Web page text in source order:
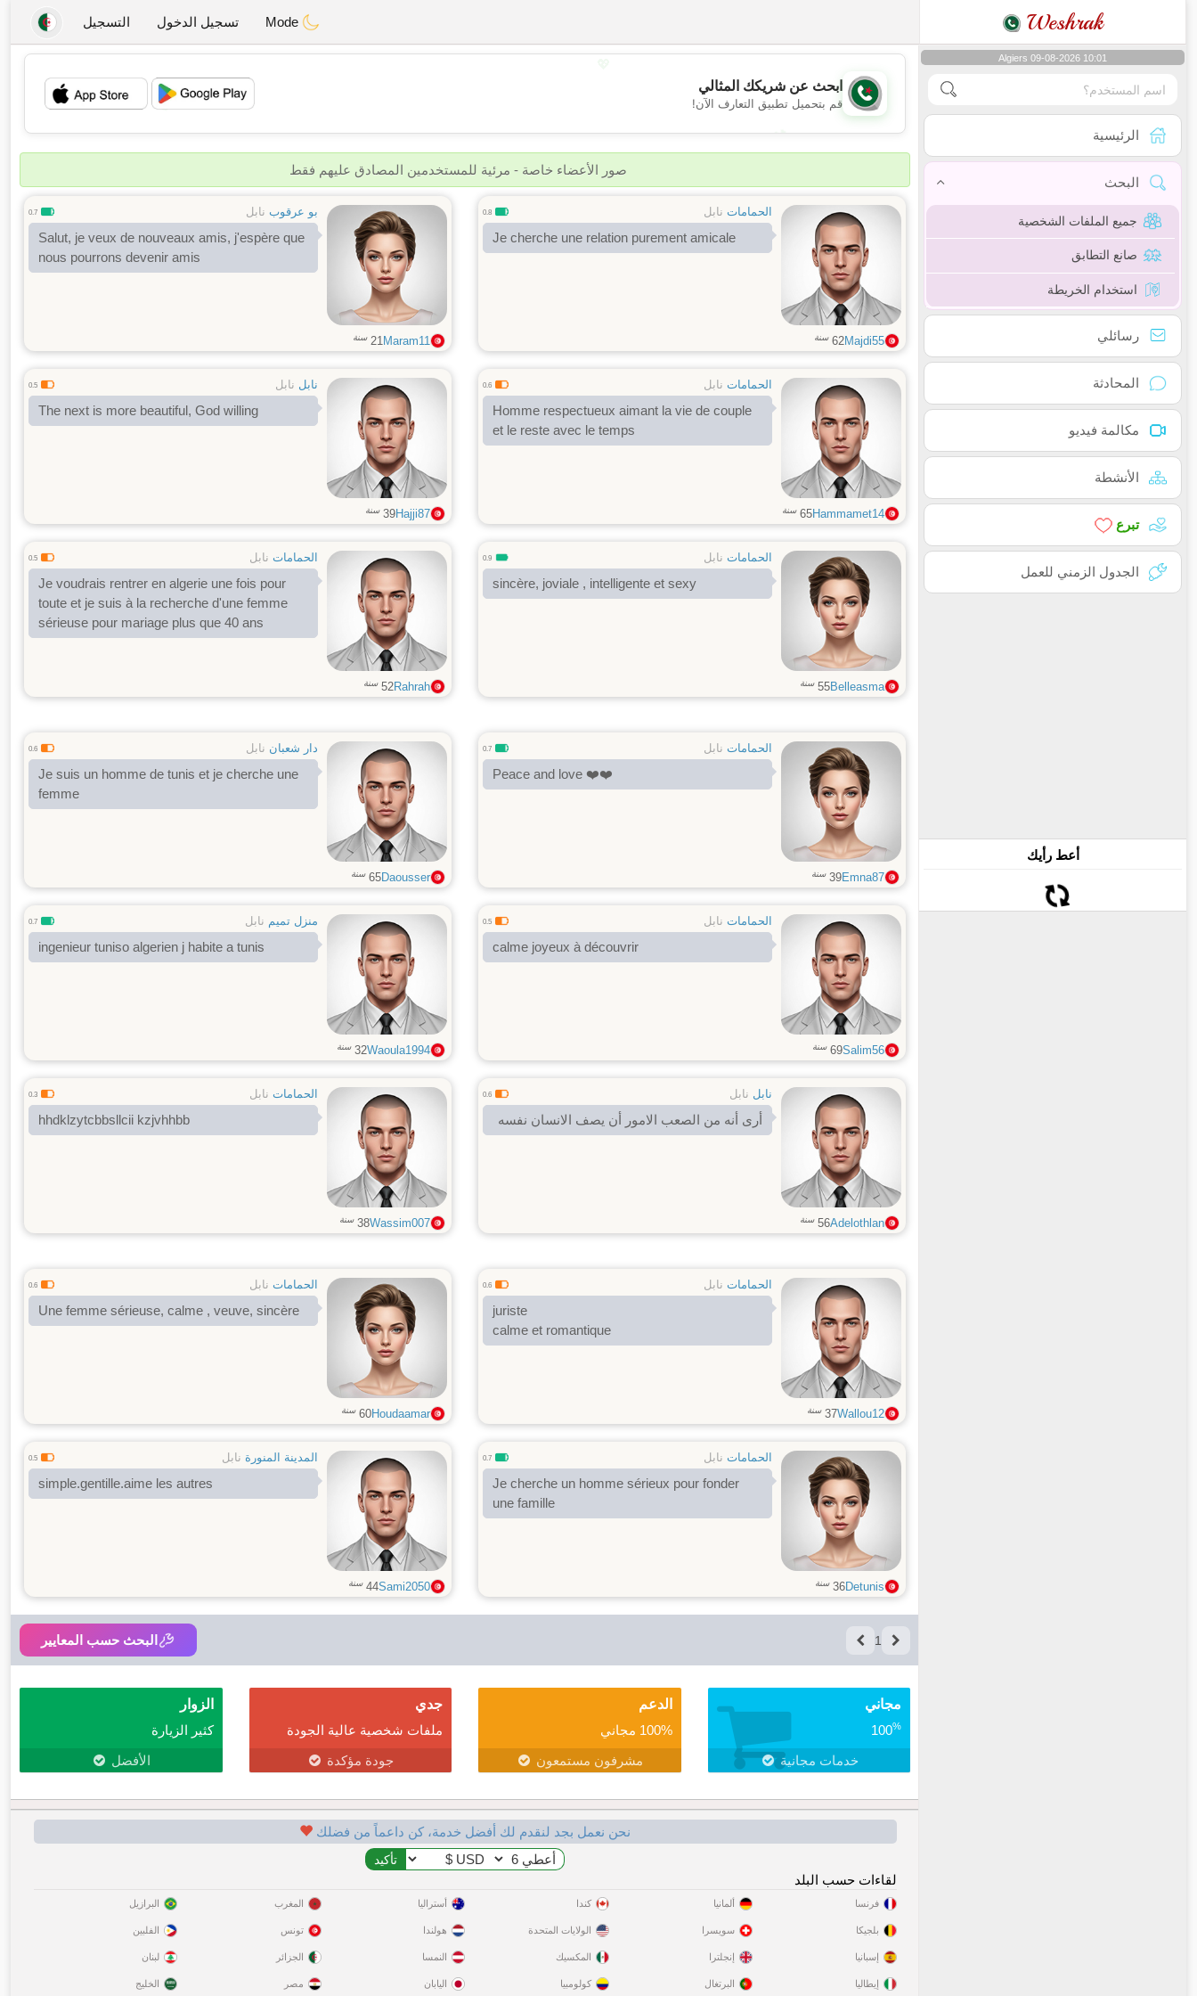
Weshrak تسجيل الدخول التسجيل
Algiers 09-08-2026 10:01
الرئيسية
البحث
جميع الملفات الشخصية
صانع التطابق
استخدام الخريطة
رسائلي
المحادثة
مكالمة فيديو
الأنشطة
تبرع
الجدول الزمني للعمل
أعط رأيك
💖
💕
ابحث عن شريكك المثالي
قم بتحميل تطبيق التعارف الآن!
صور الأعضاء خاصة - مرئية للمستخدمين المصادق عليهم فقط
الحمامات نابل 0.8
Je cherche une relation purement amicale
Majdi55
62 سنة
بو عرقوب نابل 0.7
Salut, je veux de nouveaux amis, j'espère que
nous pourrons devenir amis
Maram11
21 سنة
الحمامات نابل 0.6
Homme respectueux aimant la vie de couple
et le reste avec le temps
Hammamet14
65 سنة
نابل نابل 0.5
The next is more beautiful, God willing
Hajji87
39 سنة
الحمامات نابل 0.9
sincère, joviale , intelligente et sexy
Belleasma
55 سنة
الحمامات نابل 0.5
Je voudrais rentrer en algerie une fois pour
toute et je suis à la recherche d'une femme
sérieuse pour mariage plus que 40 ans
Rahrah
52 سنة
الحمامات نابل 0.7
Peace and love ❤️❤️
Emna87
39 سنة
دار شعبان نابل 0.6
Je suis un homme de tunis et je cherche une
femme
Daousser
65 سنة
الحمامات نابل 0.5
calme joyeux à découvrir
Salim56
69 سنة
منزل تميم نابل 0.7
ingenieur tuniso algerien j habite a tunis
Waoula1994
32 سنة
نابل نابل 0.6
أرى أنه من الصعب الامور أن يصف الانسان نفسه
Adelothlan
56 سنة
الحمامات نابل 0.3
hhdklzytcbbsllcii kzjvhhbb
Wassim007
38 سنة
الحمامات نابل 0.6
juriste
calme et romantique
Wallou12
37 سنة
الحمامات نابل 0.6
Une femme sérieuse, calme , veuve, sincère
Houdaamar
60 سنة
الحمامات نابل 0.7
Je cherche un homme sérieux pour fonder
une famille
Detunis
36 سنة
المدينة المنورة نابل 0.5
simple.gentille.aime les autres
Sami2050
44 سنة
1 البحث حسب المعايير
مجاني
100%
خدمات مجانية
الدعم
100% مجاني
مشرفون مستمعون
جدي
ملفات شخصية عالية الجودة
جودة مؤكدة
الزوار
كثير الزيارة
الأفضل
نحن نعمل بجد لنقدم لك أفضل خدمة، كن داعماً من فضلك
لقاءات حسب البلد
فرنسا
بلجيكا
إسبانيا
إيطاليا
ألمانيا
سويسرا
إنجلترا
البرتغال
كندا
الولايات المتحدة
المكسيك
كولومبيا
أستراليا
هولندا
النمسا
اليابان
المغرب
تونس
الجزائر
مصر
البرازيل
الفلبين
لبنان
الخليج